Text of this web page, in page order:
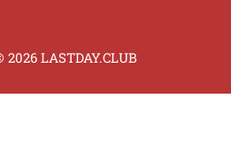
LASTDAY.CLUB